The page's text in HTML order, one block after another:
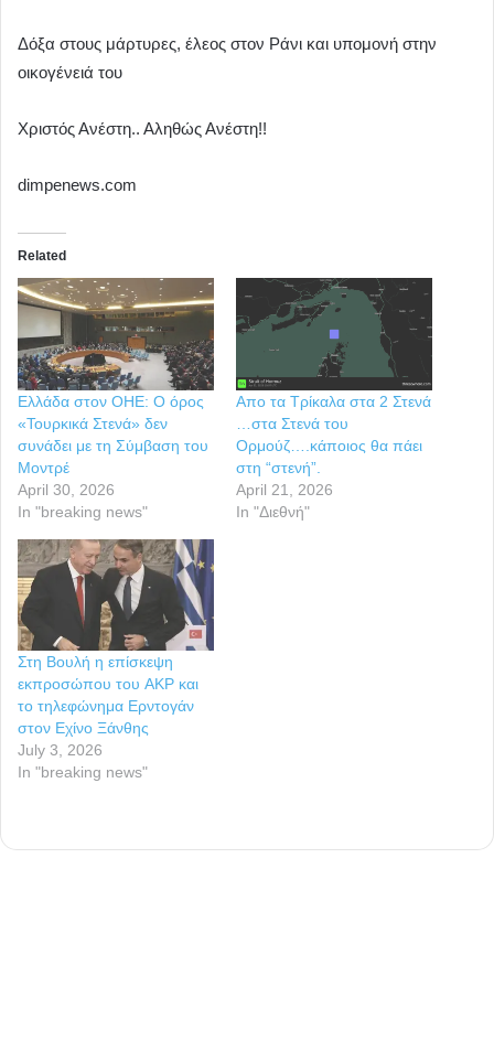
Δόξα στους μάρτυρες, έλεος στον Ράνι και υπομονή στην
οικογένειά του
Χριστός Ανέστη.. Αληθώς Ανέστη!!
dimpenews.com
Related
Ελλάδα στον ΟΗΕ: Ο όρος
«Τουρκικά Στενά» δεν
συνάδει με τη Σύμβαση του
Μοντρέ
April 30, 2026
In "breaking news"
Απο τα Τρίκαλα στα 2 Στενά
…στα Στενά του
Ορμούζ….κάποιος θα πάει
στη “στενή”.
April 21, 2026
In "Διεθνή"
Στη Βουλή η επίσκεψη
εκπροσώπου του AKP και
το τηλεφώνημα Ερντογάν
στον Εχίνο Ξάνθης
July 3, 2026
In "breaking news"